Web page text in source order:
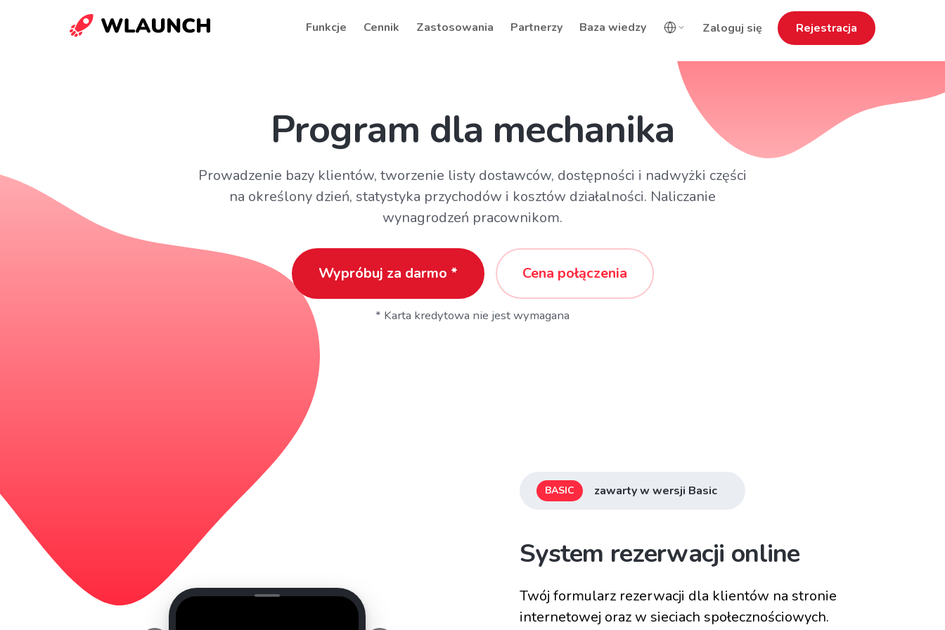
Zaloguj się Rejestracja
Funkcje Cennik Zastosowania Partnerzy Baza wiedzy
Program dla mechanika
Prowadzenie bazy klientów, tworzenie listy dostawców, dostępności i nadwyżki części
na określony dzień, statystyka przychodów i kosztów działalności. Naliczanie
wynagrodzeń pracownikom.
Wypróbuj za darmo * Cena połączenia
* Karta kredytowa nie jest wymagana
BASIC zawarty w wersji Basic
System rezerwacji online
Twój formularz rezerwacji dla klientów na stronie
internetowej oraz w sieciach społecznościowych.